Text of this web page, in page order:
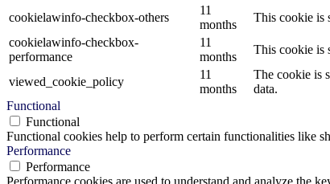
cookielawinfo-checkbox-others
11
months
This cookie is
cookielawinfo-checkbox-
performance
11
months
This cookie is
viewed_cookie_policy
11
months
The cookie is
data.
Functional
Functional
Functional cookies help to perform certain functionalities like
Performance
Performance
Performance cookies are used to understand and analyze the